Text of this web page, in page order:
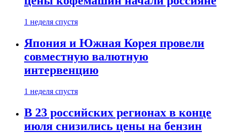
1 неделя спустя
Япония и Южная Корея провели
совместную валютную
интервенцию
1 неделя спустя
В 23 российских регионах в конце
июля снизились цены на бензин